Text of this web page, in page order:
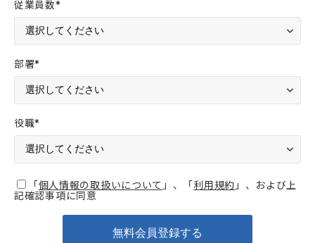
従業員数*
部署*
役職*
「個人情報の取扱いについて 」、「利用規約 」、および上
記確認事項に同意